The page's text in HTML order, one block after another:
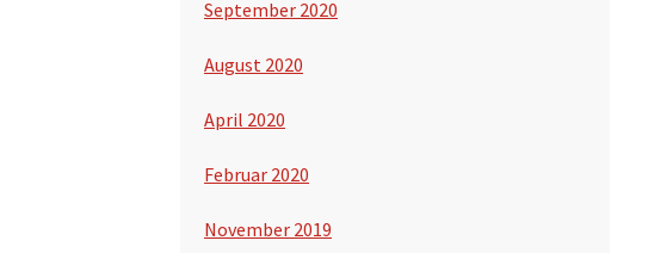
September 2020
August 2020
April 2020
Februar 2020
November 2019